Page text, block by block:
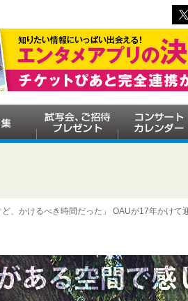
、かけるべき時間だった」 OAUが17年かけ